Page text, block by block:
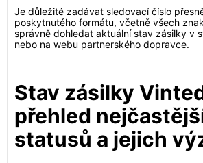
Je důležité zadávat sledovací číslo
poskytnutého formátu, včetně všech
správně dohledat aktuální stav zásilky v
nebo na webu partnerského dopravce.
Stav zásilky
přehled
statusů a jejich